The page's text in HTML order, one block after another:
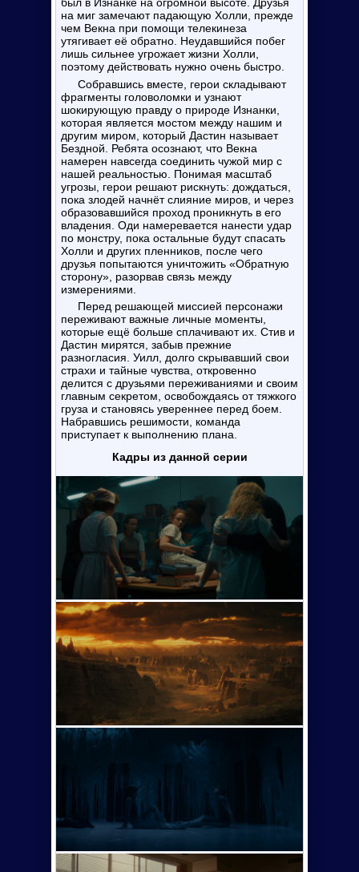
на миг замечают падающую Холли, прежде
чем Векна при помощи телекинеза
утягивает её обратно. Неудавшийся побег
лишь сильнее угрожает жизни Холли,
поэтому действовать нужно очень быстро.
Собравшись вместе, герои складывают
фрагменты головоломки и узнают
шокирующую правду о природе Изнанки,
которая является мостом между нашим и
другим миром, который Дастин называет
Бездной. Ребята осознают, что Векна
намерен навсегда соединить чужой мир с
нашей реальностью. Понимая масштаб
угрозы, герои решают рискнуть: дождаться,
пока злодей начнёт слияние миров, и через
образовавшийся проход проникнуть в его
владения. Оди намеревается нанести удар
по монстру, пока остальные будут спасать
Холли и других пленников, после чего
друзья попытаются уничтожить «Обратную
сторону», разорвав связь между
измерениями.
Перед решающей миссией персонажи
переживают важные личные моменты,
которые ещё больше сплачивают их. Стив и
Дастин мирятся, забыв прежние
разногласия. Уилл, долго скрывавший свои
страхи и тайные чувства, откровенно
делится с друзьями переживаниями и своим
главным секретом, освобождаясь от тяжкого
груза и становясь увереннее перед боем.
Набравшись решимости, команда
приступает к выполнению плана.
Кадры из данной серии